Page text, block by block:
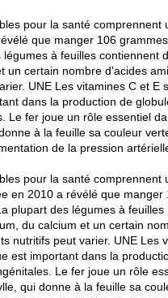
pour la santé comprennent
que manger 106
à feuilles contiennent
un certain nombre d'acides
UNE Les vitamines C et E
dans la production de
Le fer joue un rôle essentiel
à la feuille sa couleur
de la pression
pour la santé comprennent
en 2010 a révélé que manger
plupart des légumes à feuilles
du calcium et un certain
nutritifs peut varier. UNE Les
est important dans la
Le fer joue un rôle
qui donne à la feuille sa